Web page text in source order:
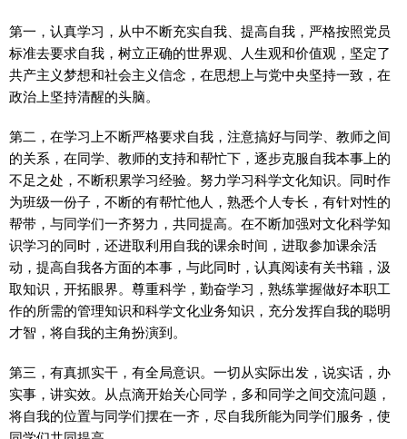
第一，认真学习，从中不断充实自我、提高自我，严格按照党员
标准去要求自我，树立正确的世界观、人生观和价值观，坚定了
共产主义梦想和社会主义信念，在思想上与党中央坚持一致，在
政治上坚持清醒的头脑。
第二，在学习上不断严格要求自我，注意搞好与同学、教师之间
的关系，在同学、教师的支持和帮忙下，逐步克服自我本事上的
不足之处，不断积累学习经验。努力学习科学文化知识。同时作
为班级一份子，不断的有帮忙他人，熟悉个人专长，有针对性的
帮带，与同学们一齐努力，共同提高。在不断加强对文化科学知
识学习的同时，还进取利用自我的课余时间，进取参加课余活
动，提高自我各方面的本事，与此同时，认真阅读有关书籍，汲
取知识，开拓眼界。尊重科学，勤奋学习，熟练掌握做好本职工
作的所需的管理知识和科学文化业务知识，充分发挥自我的聪明
才智，将自我的主角扮演到。
第三，有真抓实干，有全局意识。一切从实际出发，说实话，办
实事，讲实效。从点滴开始关心同学，多和同学之间交流问题，
将自我的位置与同学们摆在一齐，尽自我所能为同学们服务，使